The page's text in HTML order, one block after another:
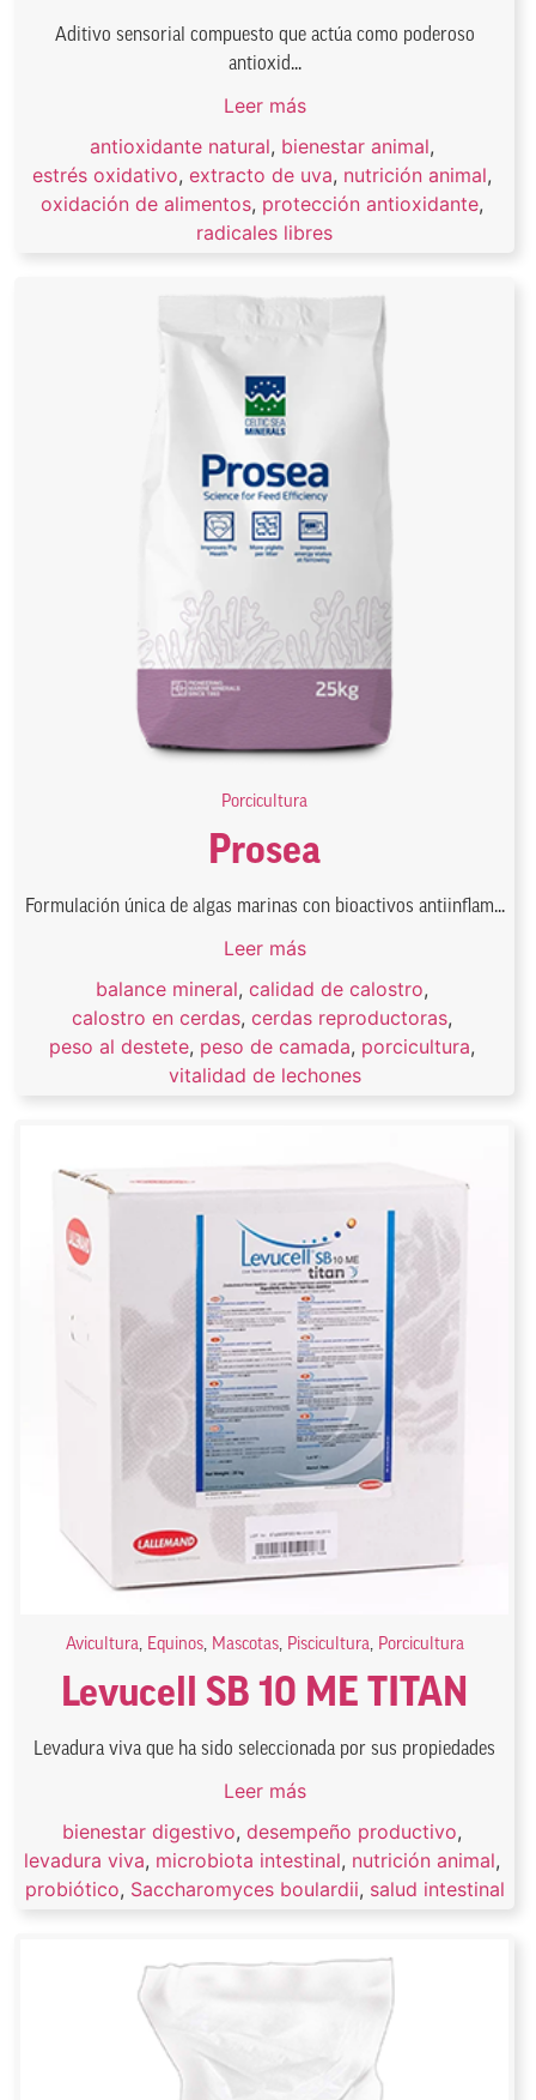
Aditivo sensorial compuesto que actúa como poderoso
antioxid...
Leer más
antioxidante natural, bienestar animal,
estrés oxidativo, extracto de uva, nutrición animal,
oxidación de alimentos, protección antioxidante,
radicales libres
Porcicultura
Prosea
Formulación única de algas marinas con bioactivos antiinflam...
Leer más
balance mineral, calidad de calostro,
calostro en cerdas, cerdas reproductoras,
peso al destete, peso de camada, porcicultura,
vitalidad de lechones
Avicultura, Equinos, Mascotas, Piscicultura, Porcicultura
Levucell SB 10 ME TITAN
Levadura viva que ha sido seleccionada por sus propiedades
Leer más
bienestar digestivo, desempeño productivo,
levadura viva, microbiota intestinal, nutrición animal,
probiótico, Saccharomyces boulardii, salud intestinal